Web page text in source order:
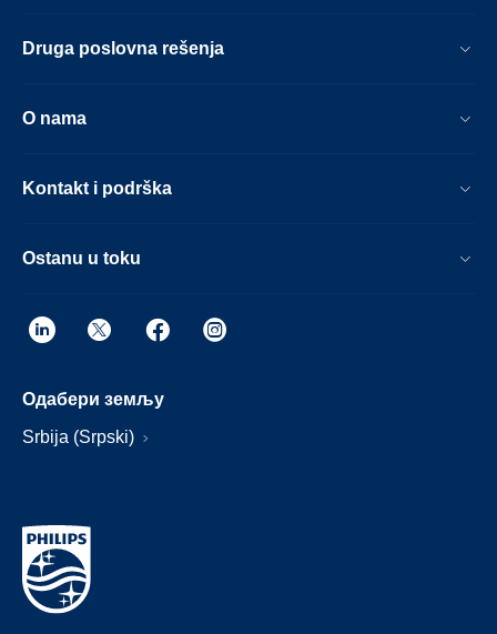
Druga poslovna rešenja
O nama
Kontakt i podrška
Ostanu u toku
Одабери земљу
Srbija (Srpski)